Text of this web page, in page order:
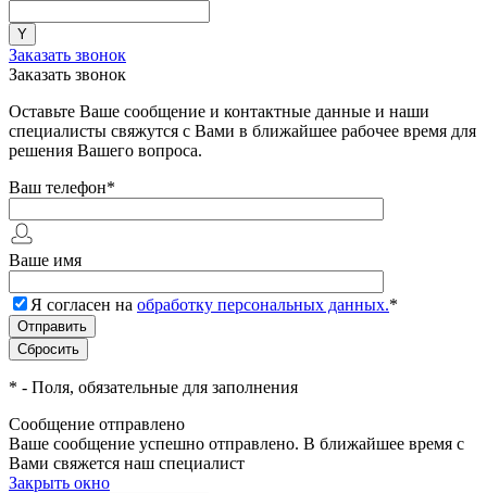
Заказать звонок
Заказать звонок
Оставьте Ваше сообщение и контактные данные и наши
специалисты свяжутся с Вами в ближайшее рабочее время для
решения Вашего вопроса.
Ваш телефон*
Ваше имя
Я согласен на обработку персональных данных.*
* - Поля, обязательные для заполнения
Сообщение отправлено
Ваше сообщение успешно отправлено. В ближайшее время с
Вами свяжется наш специалист
Закрыть окно